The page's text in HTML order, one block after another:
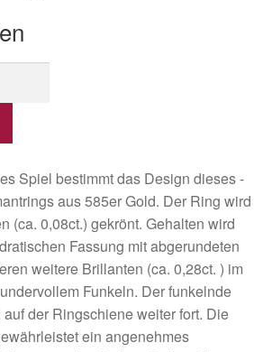
Spiel bestimmt das Design dieses -
aus 585er Gold. Der Ring wird
(ca. 0,08ct.) gekrönt. Gehalten wird
Fassung mit abgerundeten
weitere Brillanten (ca. 0,28ct. ) im
Funkeln. Der funkelnde
der Ringschiene weiter fort. Die
ein angenehmes